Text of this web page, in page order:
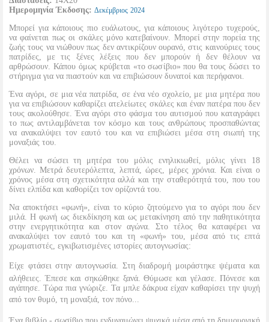
Ημερομηνία Έκδοσης: Δεκέμβριος 2024
Μπορεί για κάποιους πιο ευάλωτους, για κάποιους λιγότερο τυχερούς,
να φαίνεται πως οι σκάλες μόνο κατεβαίνουν. Μπορεί στην πορεία της
ζωής τους να νιώθουν πως δεν αντικρίζουν ουρανό, στις καινούριες τους
πατρίδες, με τις ξένες λέξεις που δεν μπορούν ή δεν θέλουν να
αρθρώσουν. Κάπου όμως κρύβεται «το σωσίβιο» που θα τους δώσει το
στήριγμα για να πιαστούν και να επιβιώσουν δυνατοί και περήφανοι.
Ένα αγόρι, σε μια νέα πατρίδα, σε ένα νέο σχολείο, με μια μητέρα που
για να επιβιώσουν καθαρίζει ατελείωτες σκάλες και έναν πατέρα που δεν
τους ακολούθησε. Ένα αγόρι στο φάσμα του αυτισμού που καταγράφει
το πως αντιλαμβάνεται τον κόσμο και τους ανθρώπους προσπαθώντας
να ανακαλύψει τον εαυτό του και να επιβιώσει μέσα στη σιωπή της
μοναξιάς του.
Θέλει να σώσει τη μητέρα του μόλις ενηλικιωθεί, μόλις γίνει 18
χρόνων. Μετρά δευτερόλεπτα, λεπτά, ώρες, μέρες χρόνια. Και είναι ο
χρόνος μέσα στη σχετικότητα αλλά και την σταθερότητά του, που του
δίνει ελπίδα και καθορίζει τον ορίζοντά του.
Να αποκτήσει «φωνή», είναι το κύριο ζητούμενο για το αγόρι που δεν
μιλά. Η φωνή ως διεκδίκηση και ως μετακίνηση από την παθητικότητα
στην ενεργητικότητα και στον αγώνα. Στο τέλος θα καταφέρει να
ανακαλύψει τον εαυτό του και τη «φωνή» του, μέσα από τις επτά
χρωματιστές, εγκιβωτισμένες ιστορίες αυτογνωσίας:
Είχε φτάσει στην αυτογνωσία. Στη διαδρομή μοιράστηκε ψέματα και
αλήθειες. Έπεσε και σηκώθηκε ξανά. Θύμωσε και γέλασε. Πόνεσε και
αγάπησε. Τώρα πια γνώριζε. Τα μπλε δάκρυα είχαν καθαρίσει την ψυχή
από τον θυμό, τη μοναξιά, τον πόνο...